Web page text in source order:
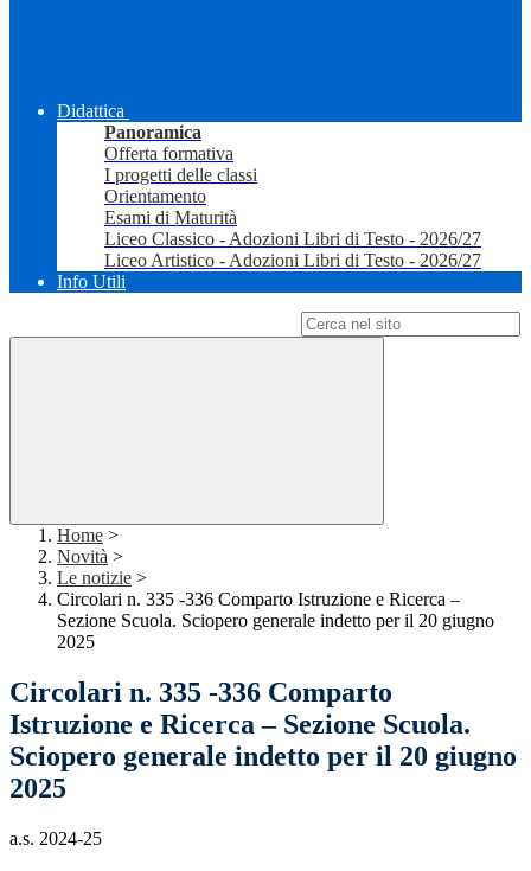
Didattica
Panoramica
Offerta formativa
I progetti delle classi
Orientamento
Esami di Maturità
Liceo Classico - Adozioni Libri di Testo - 2026/27
Liceo Artistico - Adozioni Libri di Testo - 2026/27
Info Utili
Home >
Novità >
Le notizie >
Circolari n. 335 -336 Comparto Istruzione e Ricerca –
Sezione Scuola. Sciopero generale indetto per il 20 giugno
2025
Circolari n. 335 -336 Comparto
Istruzione e Ricerca – Sezione Scuola.
Sciopero generale indetto per il 20 giugno
2025
a.s. 2024-25